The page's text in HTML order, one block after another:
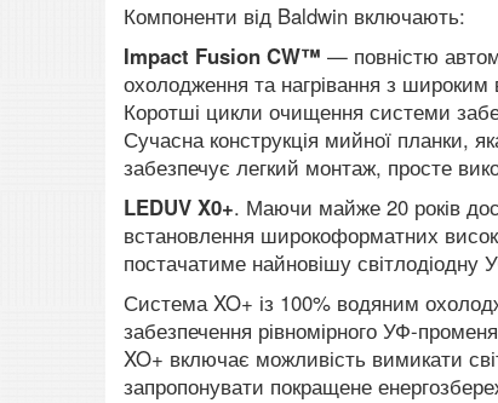
Компоненти від Baldwin включають:
Impact Fusion CW™ — повністю
охолодження та нагрівання з широким
Коротші цикли очищення системи
Сучасна конструкція мийної планки,
забезпечує легкий монтаж, просте
LEDUV X0+. Маючи майже 20 років
встановлення широкоформатних
постачатиме найновішу
Система XO+ із 100% водяним
забезпечення рівномірного УФ-
XO+ включає можливість вимикати
запропонувати покращене